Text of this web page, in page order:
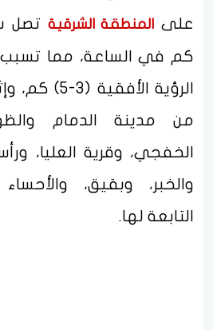
على
المنطقة الشرقية
كم في الساعة، مما
الرؤية
من مدينة الدمام
الخفجي، وقرية العليا،
والخبر، وبقيق،
التابعة لها.